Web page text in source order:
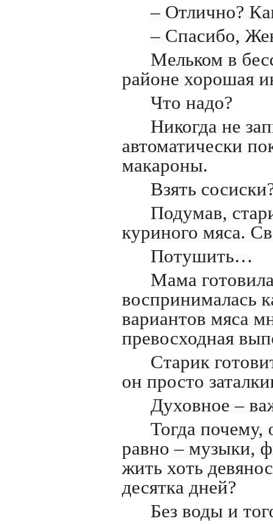
– Отлично?
– Спасибо,
Мельком в
районе хорошая
Что надо?
Никогда не
автоматически
макароны.
Взять
Подумав,
куриного мяса.
Потушить…
Мама
воспринималась
вариантов мяса
превосходная
Старик
он просто
Духовное –
Тогда почему,
равно – музыки,
жить хоть
десятка дней?
Без воды и